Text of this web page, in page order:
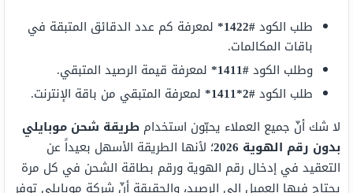
طلب الكود#1422*
لمعرفة كم عدد الدقائق المتبقة في
باقات المكالمات.
وطلب الكود#1411*
لمعرفة قيمة الرصيد المتبقي.
طلب الكود#2*1411*
لمعرفة المتبقي من باقة الإنترنت.
لا شك أنّ جميع العملاء يحبّون استخدام طريقة شحن موبايلي
بدون رقم الهوية 2026
؛ لأنها الطريقة الأسهل بعيداً عن
التعقيد في إدخال رقم الهوية ورقم بطاقة الشحن في كل مرة
يحتاج فيها العميل إلى الرصيد، والحقيقة أنّ شركة موبايلي توفر